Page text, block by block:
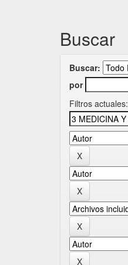
Buscar
Buscar:
por
Filtros actuales: